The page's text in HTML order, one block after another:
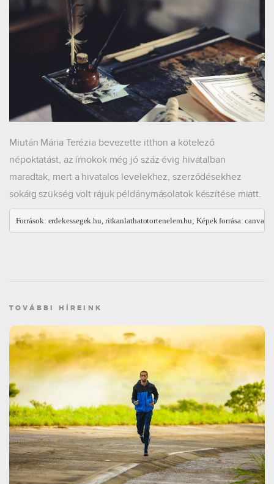
Miután Mária Terézia bevezette itthon a kötelező
népoktatást, az írnokok még jó száz évig hivatalban
maradtak, mert a hivatalos levelekhez, szerződésekhez
sokáig szükség volt rájuk példánymásolatok készítése miatt.
Források: erdekessegek.hu, ritkanlathatotortenelem.hu; Képek forrása:
TOVÁBBI HÍREINK